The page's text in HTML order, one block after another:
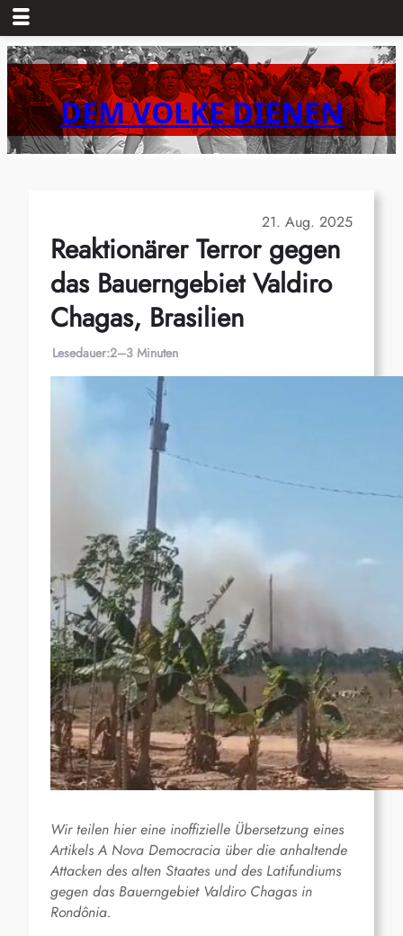
Zum
Inhalt
springenDEM VOLKE DIENEN
21. Aug. 2025
Reaktionärer Terror gegen
das Bauerngebiet Valdiro
Chagas, Brasilien
Lesedauer:2–3 Minuten
Wirteilen hiereine inoffizielle Übersetzung eines
Artikels A Nova Democracia über die anhaltende
Attacken des alten Staates und des Latifundiums
gegen das Bauerngebiet Valdiro Chagas in
Rondônia.